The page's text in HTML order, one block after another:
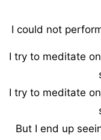
I could not
I try to meditate
I try to meditate
But I end up